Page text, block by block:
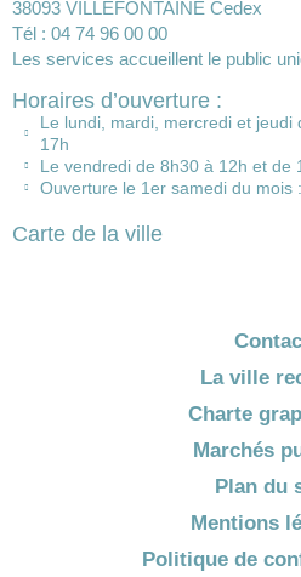
38093 VILLEFONTAINE Cedex
Tél : 04 74 96 00 00
Les services accueillent le public
Horaires d’ouverture :
Le lundi, mardi, mercredi et
17h
Le vendredi de 8h30 à 12h et de
Ouverture le 1er samedi du mois
Carte de la ville
La ville
Charte
Marchés
Plan du
Mentions
Politique de